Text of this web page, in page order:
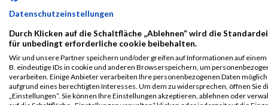
Steigerungslauf
VIDEOS LAUF-ABC
Datenschutzeinstellungen
Durch Klicken auf die Schaltfläche „Ablehnen“ wird die
für unbedingt erforderliche cookie beibehalten.
Wir und unsere Partner speichern und/oder greifen auf Informationen auf einem
B. eindeutige IDs in cookie und anderen Browserspeichern, um
verarbeiten. Einige Anbieter verarbeiten Ihre personenbezogenen Daten
aufgrund eines berechtigten Interesses. Um dem zu widersprechen, öffnen Sie
„Einstellungen“. Sie können Ihre Einstellungen akzeptieren, ablehnen oder